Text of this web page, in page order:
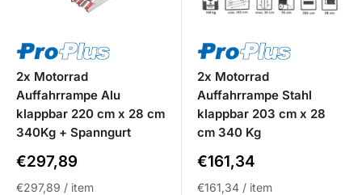
2x Motorrad
Auffahrrampe Alu
klappbar 220 cm x 28 cm
340Kg + Spanngurt
Sale
€297,89
€297,89 / item
2x Motorrad
Auffahrrampe Stahl
klappbar 203 cm x 28
cm 340 Kg
Sale
Preis
€161,34
€161,34 / item